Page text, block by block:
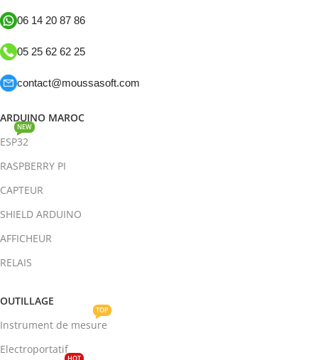
06 14 20 87 86
05 25 62 62 25
contact@moussasoft.com
ARDUINO MAROC
ESP32
NEW
RASPBERRY PI
CAPTEUR
SHIELD ARDUINO
AFFICHEUR
RELAIS
OUTILLAGE
Instrument de mesure
TOP
Electroportatif
HOT